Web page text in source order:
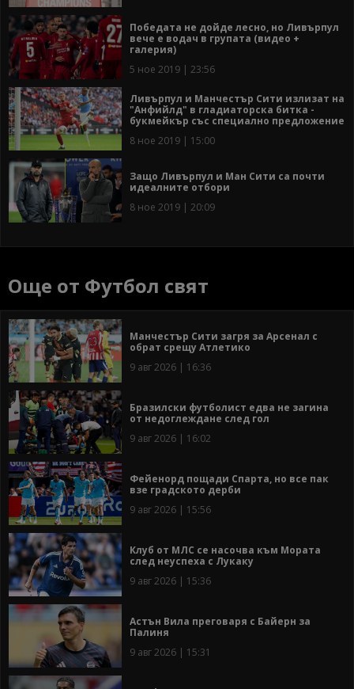
Победата не дойде лесно, но Ливърпул
вече е водач в групата (видео +
галерия)
5 ное 2019 | 23:56
Ливърпул и Манчестър Сити излизат на
"Анфийлд" в гладиаторска битка -
букмейкър със специално предложение
8 ное 2019 | 15:00
Защо Ливърпул и Ман Сити са почти
идеалните отбори
8 ное 2019 | 20:09
Още от Футбол свят
Манчестър Сити загря за Арсенал с
обрат срещу Атлетико
9 авг 2026 | 16:36
Бразилски футболист едва не загина
от недоглеждане след гол
9 авг 2026 | 16:02
Фейенорд пощади Спарта, но все пак
взе градското дерби
9 авг 2026 | 15:56
Клуб от МЛС се насочва към Мората
след неуспеха с Лукаку
9 авг 2026 | 15:36
Астън Вила преговаря с Байерн за
Палиня
9 авг 2026 | 15:31